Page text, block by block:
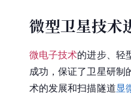
微型卫星技术
微电子技术的进步、轻
成功，保证了卫星研制
术的发展和扫描隧道显